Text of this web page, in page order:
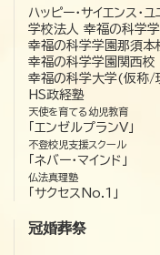
ハッピー・サイエンス・
学校法人 幸福の科学
幸福の科学学園那須本
幸福の科学学園関西校
幸福の科学大学(仮称/
HS政経塾
天使を育てる幼児教育
「エンゼルプランV」
不登校児支援スクール
「ネバー・マインド」
仏法真理塾
「サクセスNo.1」
冠婚葬祭